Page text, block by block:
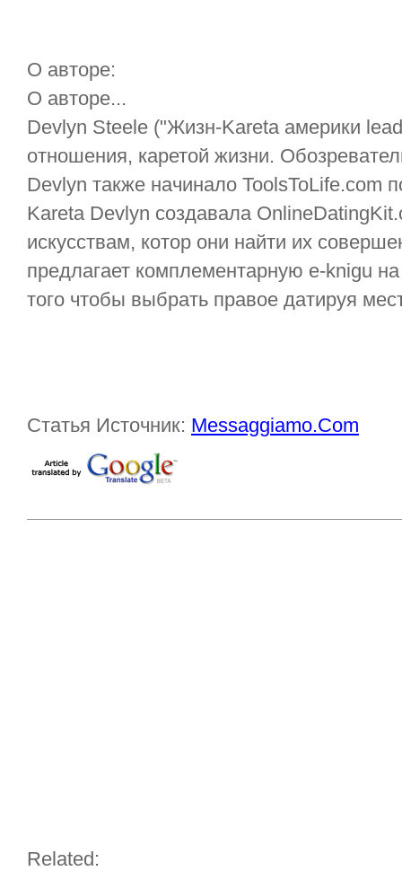
О авторе:
О авторе...
Devlyn Steele ("Жизн-Kareta америки
отношения, каретой жизни.
Devlyn также начинало ToolsToLife.com
Kareta Devlyn создавала
искусствам, котор они найти их
предлагает комплементарную е-knigu
того чтобы выбрать правое датируя
Статья Источник: Messaggiamo.Com
Related: